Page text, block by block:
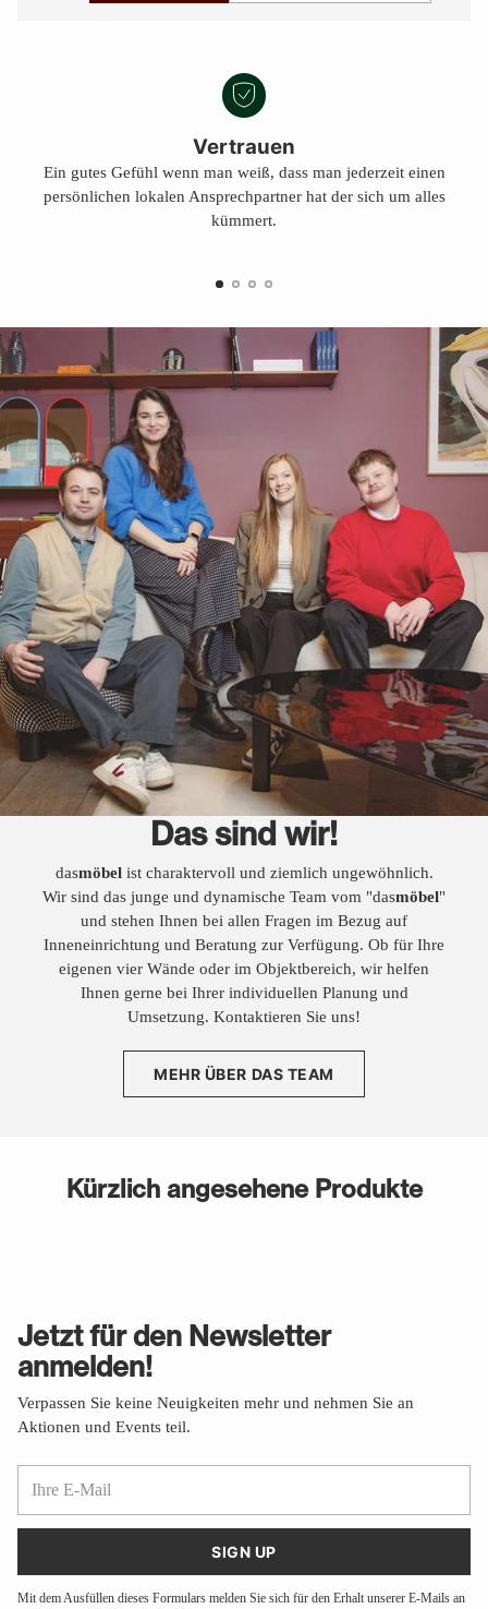
Vertrauen
Ein gutes Gefühl wenn man weiß, dass man jederzeit einen
persönlichen lokalen Ansprechpartner hat der sich um alles
kümmert.
Das sind wir!
dasmöbelist charaktervoll und ziemlich ungewöhnlich.
Wir sind das junge und dynamische Team vom "dasmöbel"
und stehen Ihnen bei allen Fragen im Bezug auf
Inneneinrichtung und Beratung zur Verfügung. Ob für Ihre
eigenen vier Wände oder im Objektbereich, wir helfen
Ihnen gerne bei Ihrer individuellen Planung und
Umsetzung. Kontaktieren Sie uns!
MEHR ÜBER DAS TEAM
Kürzlich angesehene Produkte
Jetzt für den Newsletter
anmelden!
Verpassen Sie keine Neuigkeiten mehr und nehmen Sie an
Aktionen und Events teil.
SIGN UP
Mit dem Ausfüllen dieses Formulars melden Sie sich für den Erhalt unserer E-Mails an